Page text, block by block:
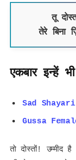
तू
तेरे बिना
एकबार इन्हें
Sad
Gussa
तो दोस्तों! उम्मीद है